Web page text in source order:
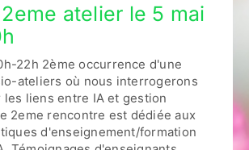
atelier le 5 mai
22h 2ème occurrence d'une
ateliers où nous interrogerons
les liens entre IA et gestion
2eme rencontre est dédiée aux
d'enseignement/formation